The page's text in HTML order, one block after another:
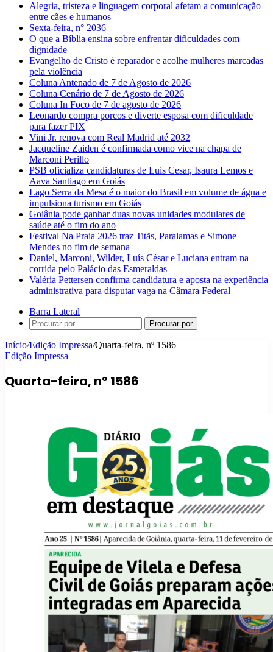
Alegria, tristeza e linguagem corporal afetam a comunicação
entre cães e humanos
Sexta-feira, n° 2036
O que a Bíblia ensina sobre enfrentar dificuldades com
dignidade
Evangelho de Cristo é reparador e acolhe mulheres marcadas
pela violência
Coluna Antenado de 7 de Agosto de 2026
Coluna Cenário de 7 de Agosto de 2026
Coluna In Foco de 7 de agosto de 2026
Leonardo compra porcos e diverte esposa com dificuldade
para fazer PIX
Vini Jr. renova com Real Madrid até 2032
Jacqueline Zaiden é confirmada como vice na chapa de
Marconi Perillo
PSB oficializa candidaturas de Luis Cesar, Isaura Lemos e
Aava Santiago em Goiás
Lago Serra da Mesa é o maior do Brasil em volume de água e
impulsiona turismo em Goiás
Goiânia pode ganhar duas novas unidades modulares de
saúde até o fim do ano
Festival Na Praia 2026 traz Titãs, Paralamas e Simone
Mendes no fim de semana
Daniel, Marconi, Wilder, Luís César e Luciana entram na
corrida pelo Palácio das Esmeraldas
Valéria Pettersen confirma candidatura e aposta na experiência
administrativa para disputar vaga na Câmara Federal
Barra Lateral
Procurar por
Início/Edição Impressa/Quarta-feira, nº 1586
Edição Impressa
Quarta-feira, nº 1586